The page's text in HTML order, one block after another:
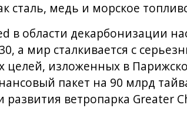
сталь, медь и морское
в области декарбонизации
а мир сталкивается с
целей, изложенных в
пакет на 90 млрд
развития ветропарка Greater